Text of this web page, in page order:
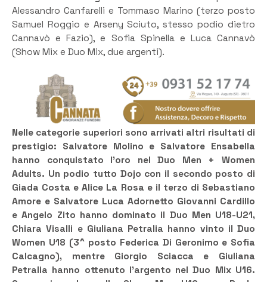
Alessandro Canfarelli e Tommaso Marino (terzo posto
Samuel Roggio e Arseny Sciuto, stesso podio dietro
Cannavò e Fazio), e Sofia Spinella e Luca Cannavò
(Show Mix e Duo Mix, due argenti).
Nelle categorie superiori sono arrivati altri risultati di
prestigio: Salvatore Molino e Salvatore Ensabella
hanno conquistato l’oro nel Duo Men + Women
Adults. Un podio tutto Dojo con il secondo posto di
Giada Costa e Alice La Rosa e il terzo di Sebastiano
Amore e Salvatore Luca Adornetto Giovanni Cardillo
e Angelo Zito hanno dominato il Duo Men U18-U21,
Chiara Visalli e Giuliana Petralia hanno vinto il Duo
Women U18 (3^ posto Federica Di Geronimo e Sofia
Calcagno), mentre Giorgio Sciacca e Giuliana
Petralia hanno ottenuto l’argento nel Duo Mix U16.